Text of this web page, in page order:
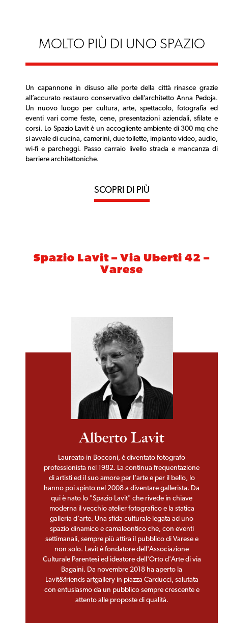
MOLTO PIÙ DI UNO SPAZIO
Un capannone in disuso alle porte della città rinasce grazie
all’accurato restauro conservativo dell’architetto Anna Pedoja.
Un nuovo luogo per cultura, arte, spettacolo, fotografia ed
eventi vari come feste, cene, presentazioni aziendali, sfilate e
corsi. Lo Spazio Lavit è un accogliente ambiente di 300 mq che
si avvale di cucina, camerini, due toilette, impianto video, audio,
wi-fi e parcheggi. Passo carraio livello strada e mancanza di
barriere architettoniche.
SCOPRI DI PIÙ
Spazio Lavit – Via Uberti 42 –
Varese
Alberto Lavit
Laureato in Bocconi, è diventato fotografo
professionista nel 1982. La continua frequentazione
di artisti ed il suo amore per l'arte e per il bello, lo
hanno poi spinto nel 2008 a diventare gallerista. Da
qui è nato lo "Spazio Lavit" che rivede in chiave
moderna il vecchio atelier fotografico e la statica
galleria d'arte. Una sfida culturale legata ad uno
spazio dinamico e camaleontico che, con eventi
settimanali, sempre più attira il pubblico di Varese e
non solo. Lavit è fondatore dell'Associazione
Culturale Parentesi ed ideatore dell'Orto d'Arte di via
Bagaini. Da novembre 2018 ha aperto la
Lavit&friends artgallery in piazza Carducci, salutata
con entusiasmo da un pubblico sempre crescente e
attento alle proposte di qualità.